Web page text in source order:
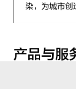
染，为城市创
产品与服